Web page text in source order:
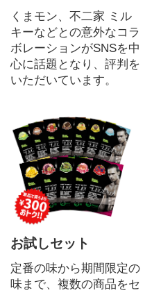
くまモン、不二家 ミル
キーなどとの意外なコラ
ボレーションがSNSを中
心に話題となり、評判を
いただいています。
お試しセット
定番の味から期間限定の
味まで、複数の商品をセ